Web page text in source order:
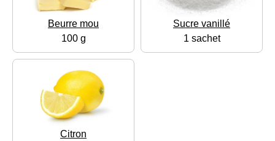
Beurre mou
100 g
Sucre vanillé
1 sachet
Citron